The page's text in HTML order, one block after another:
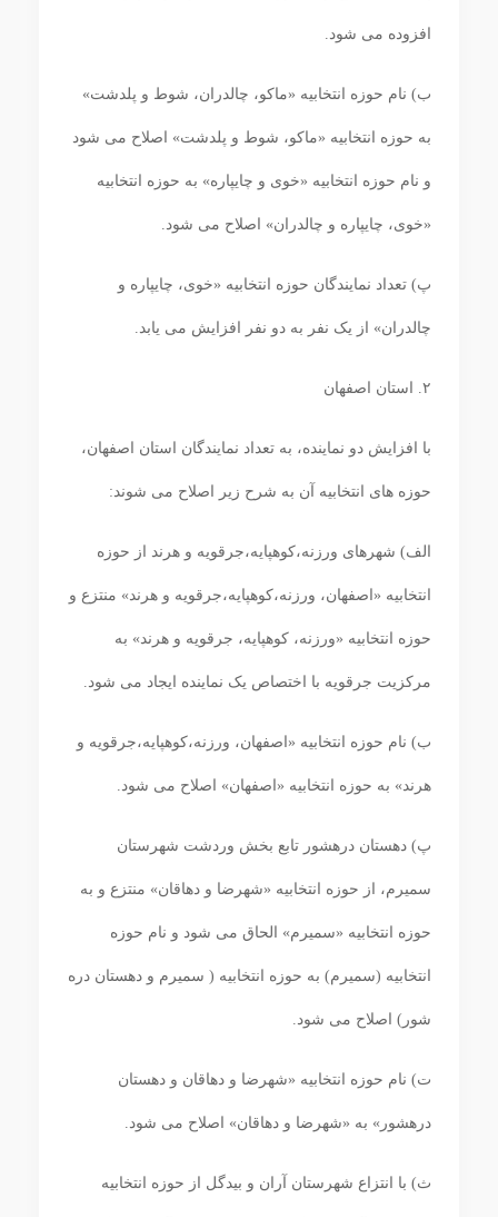
افزوده می‏ شود.
ب) نام حوزه انتخابیه «ماکو، چالدران، شوط و پلدشت»
به حوزه انتخابیه «ماکو، شوط و پلدشت» اصلاح می شود
و نام حوزه انتخابیه «خوی و چایپاره» به حوزه انتخابیه
«خوی، چایپاره و چالدران» اصلاح می شود.
پ) تعداد نمایندگان حوزه انتخابیه «خوی، چایپاره و
چالدران» از یک نفر به دو نفر افزایش می‏ یابد.
۲. استان اصفهان
با افزایش دو نماینده، به تعداد نمایندگان استان اصفهان،
حوزه ‏های انتخابیه آن به شرح زیر اصلاح می‏ شوند:
الف) شهرهای ورزنه،کوهپایه،جرقویه و هرند از حوزه
انتخابیه «اصفهان، ورزنه،کوهپایه،جرقویه و هرند» منتزع و
حوزه انتخابیه «ورزنه، کوهپایه، جرقویه و هرند» به
مرکزیت جرقویه با اختصاص یک نماینده ایجاد می‏ شود.
ب) نام حوزه انتخابیه «اصفهان، ورزنه،کوهپایه،جرقویه و
هرند» به حوزه انتخابیه «اصفهان» اصلاح می شود.
پ) دهستان دره‎شور تابع بخش وردشت شهرستان
سمیرم، از حوزه انتخابیه «شهرضا و دهاقان» منتزع و به
حوزه انتخابیه «سمیرم» الحاق می‏ شود و نام حوزه
انتخابیه (سمیرم) به حوزه انتخابیه ( سمیرم و دهستان دره
شور) اصلاح می شود.
ت) نام حوزه انتخابیه «شهرضا و دهاقان و دهستان
دره‏شور» به «شهرضا و دهاقان» اصلاح می‏ شود.
ث) با انتزاع شهرستان آران و بیدگل از حوزه انتخابیه